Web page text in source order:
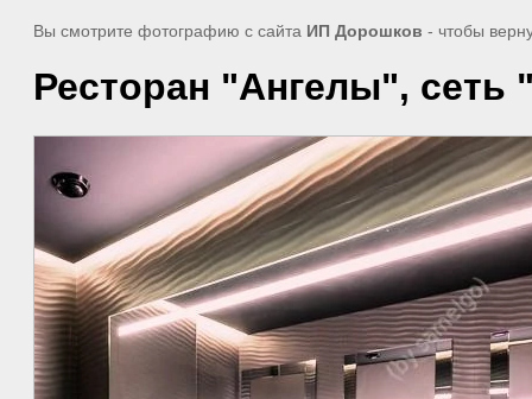
Вы смотрите фотографию с сайта ИП Дорошков - чтобы
Ресторан "Ангелы", сеть